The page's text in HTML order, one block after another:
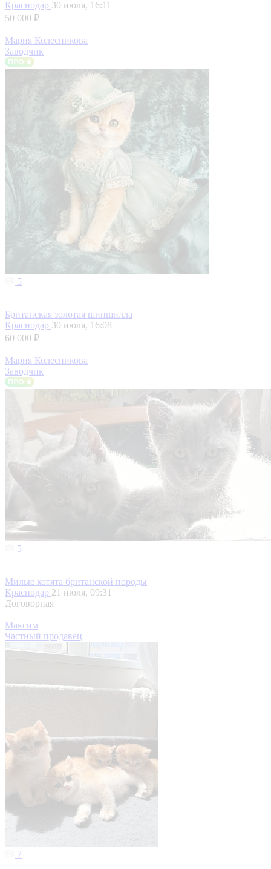
Краснодар 30 июля, 16:11
50 000 ₽
Мария Колесникова
Заводчик
5
Британская золотая шиншилла
Краснодар 30 июля, 16:08
60 000 ₽
Мария Колесникова
Заводчик
5
Милые котята британской породы
Краснодар 21 июля, 09:31
Договорная
Максим
Частный продавец
7